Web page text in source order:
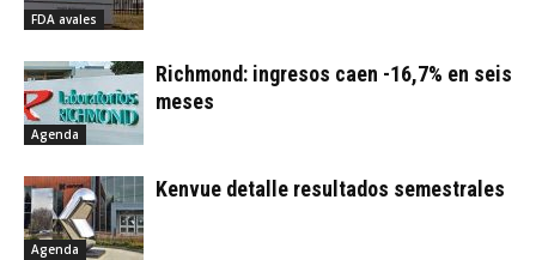
FDA avales
Agenda
Richmond: ingresos caen -16,7% en seis
meses
Agenda
Kenvue detalle resultados semestrales